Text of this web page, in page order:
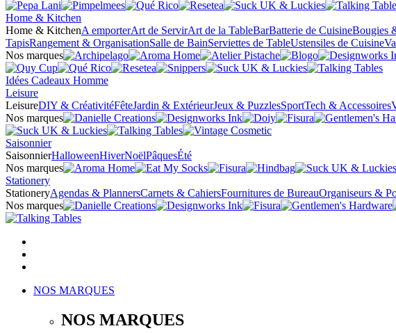
Home & Kitchen
Home & KitchenA emporterArt de ServirArt de la TableBarBatterie de CuisineBougies
TapisRangement & OrganisationSalle de BainServiettes de TableUstensiles de Cuisine
Nos marques
Idées Cadeaux Homme
Leisure
LeisureDIY & CréativitéFêteJardin & ExtérieurJeux & PuzzlesSportTech & Accessoires
Nos marques
Saisonnier
SaisonnierHalloweenHiverNoëlPâquesÉté
Nos marques
Stationery
StationeryAgendas & PlannersCarnets & CahiersFournitures de BureauOrganiseurs &
Nos marques
NOS MARQUES
NOS MARQUES